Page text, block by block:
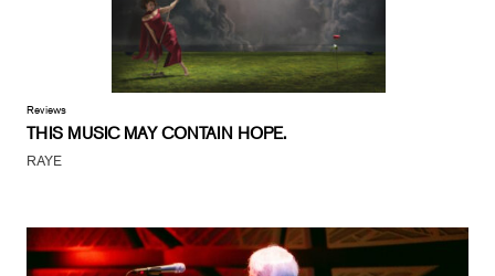
Reviews
THIS MUSIC MAY CONTAIN HOPE.
RAYE